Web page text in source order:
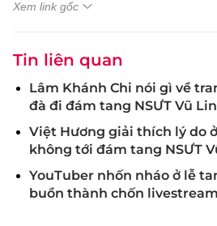
Xem link gốc
Tin liên quan
Lâm Khánh Chi nói gì về
đà đi đám tang NSƯT Vũ
Việt Hương giải thích lý do
không tới đám tang NSƯT
YouTuber nhốn nháo ở lễ
buồn thành chốn